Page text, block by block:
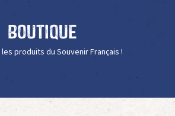
Boutique
produits du Souvenir Français !